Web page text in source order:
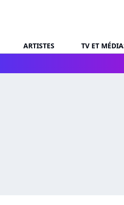
ARTISTES TV ET